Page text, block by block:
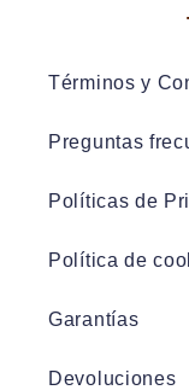
Términos y
Preguntas
Políticas de
Política de
Garantías
Devoluciones